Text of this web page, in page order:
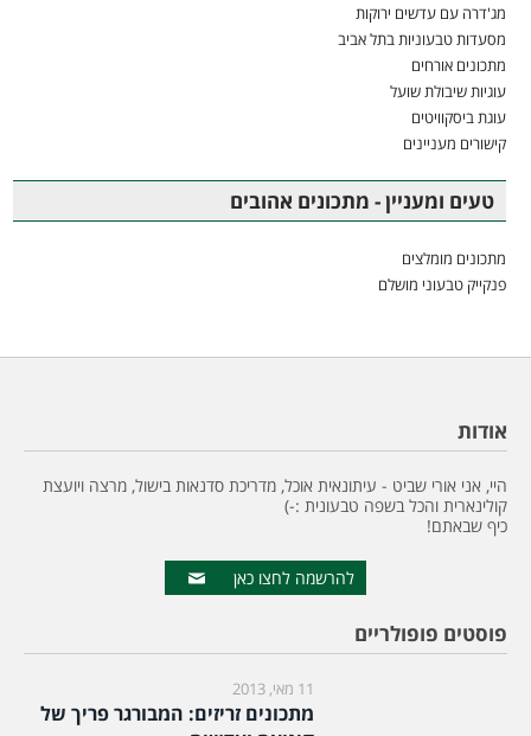
מג'דרה עם עדשים ירוקות
מסעדות טבעוניות בתל אביב
מתכונים אורחים
עוגיות שיבולת שועל
עוגת ביסקוויטים
קישורים מעניינים
טעים ומעניין - מתכונים אהובים
מתכונים מומלצים
פנקייק טבעוני מושלם
אודות
היי, אני אורי שביט - עיתונאית אוכל, מדריכת סדנאות בישול, מרצה ויועצת
קולינארית והכל בשפה טבעונית :-)
כיף שבאתם!
להרשמה לחצו כאן
פוסטים פופולריים
11 מאי, 2013
מתכונים זריזים: המבורגר פריך של